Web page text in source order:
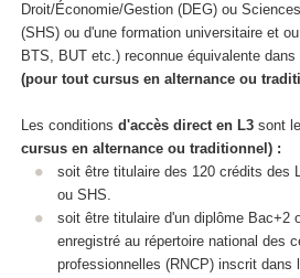
Droit/Économie/Gestion (DEG) ou
(SHS) ou d'une formation universitaire et
BTS, BUT etc.) reconnue équivalente
(pour tout cursus en alternance ou
Les conditions d'accès direct en L3 sont
cursus en alternance ou traditionnel) :
soit être titulaire des 120 crédits des
ou SHS.
soit être titulaire d'un diplôme Bac+2
enregistré au répertoire national des
professionnelles (RNCP) inscrit dans